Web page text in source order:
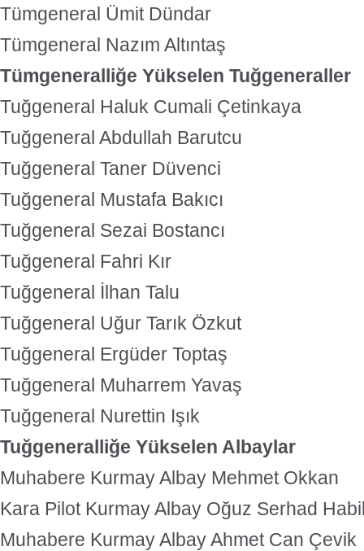
Tümgeneral Ümit Dündar
Tümgeneral Nazım Altıntaş
Tümgeneralliğe Yükselen Tuğgeneraller
Tuğgeneral Haluk Cumali Çetinkaya
Tuğgeneral Abdullah Barutcu
Tuğgeneral Taner Düvenci
Tuğgeneral Mustafa Bakıcı
Tuğgeneral Sezai Bostancı
Tuğgeneral Fahri Kır
Tuğgeneral İlhan Talu
Tuğgeneral Uğur Tarık Özkut
Tuğgeneral Ergüder Toptaş
Tuğgeneral Muharrem Yavaş
Tuğgeneral Nurettin Işık
Tuğgeneralliğe Yükselen Albaylar
Muhabere Kurmay Albay Mehmet Okkan
Kara Pilot Kurmay Albay Oğuz Serhad
Muhabere Kurmay Albay Ahmet Can Çevik